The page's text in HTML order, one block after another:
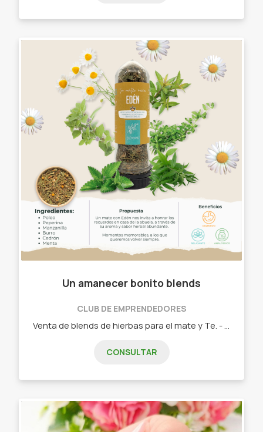
Un amanecer bonito blends
CLUB DE EMPRENDEDORES
CONSULTAR